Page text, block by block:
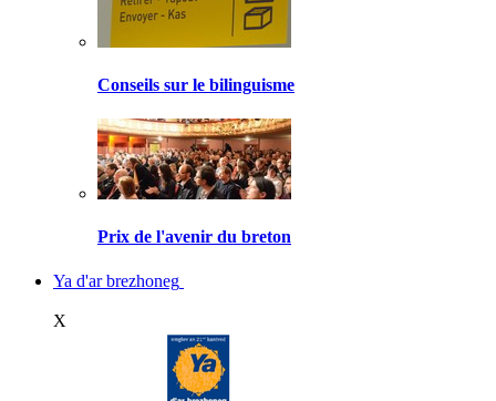
Conseils sur le bilinguisme
Prix de l'avenir du breton
Ya d'ar brezhoneg
X